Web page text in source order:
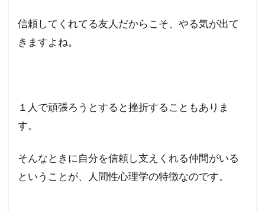
信頼してくれてる友人だからこそ、やる気が出て
きますよね。
１人で頑張ろうとすると挫折することもありま
す。
そんなときに自分を信頼し支えくれる仲間がいる
ということが、人間性心理学の特徴なのです。